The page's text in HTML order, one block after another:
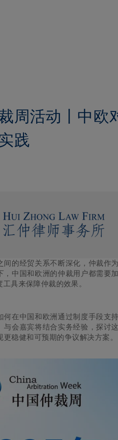
周活动丨中欧
践
间的经贸关系不断深化，仲裁作
，中国和欧洲的仲裁用户都需要
具来保障仲裁的效果。
何在中国和欧洲通过制度手段支
与会嘉宾将结合实务经验，探讨
更稳健和可预期的争议解决方案。